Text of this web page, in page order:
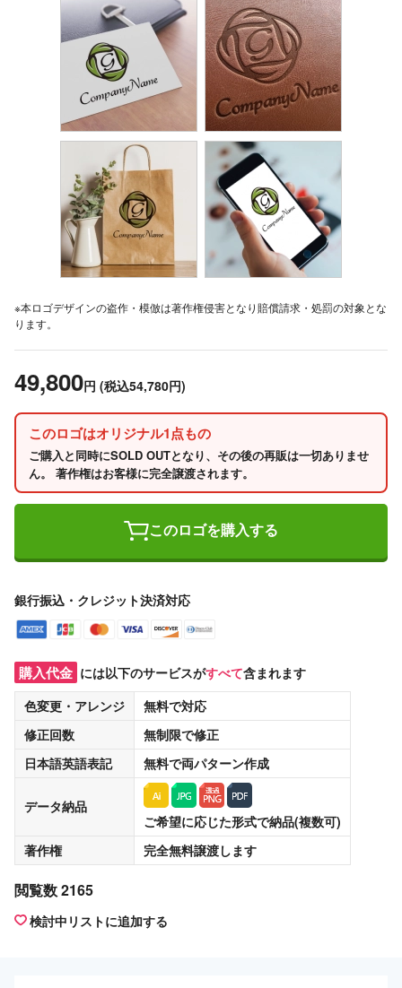
※本ロゴデザインの盗作・模倣は著作権侵害となり賠償請求・処罰の対象とな
ります。
49,800円 (税込54,780円)
このロゴはオリジナル1点もの
ご購入と同時にSOLD OUTとなり、その後の再販は一切ありませ
ん。 著作権はお客様に完全譲渡されます。
このロゴを購入する
銀行振込・クレジット決済対応
購入代金 には以下のサービスがすべて含まれます
色変更・アレンジ
無料で対応
修正回数
無制限で修正
日本語英語表記
無料で両パターン作成
データ納品
ご希望に応じた形式で納品(複数可)
著作権
完全無料譲渡します
閲覧数 2165
検討中リストに追加する